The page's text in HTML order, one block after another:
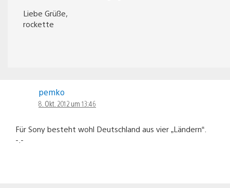
Liebe Grüße,
rockette
pemko
8. Okt. 2012 um 13:46
Für Sony besteht wohl Deutschland aus vier „Ländern“.
-.-